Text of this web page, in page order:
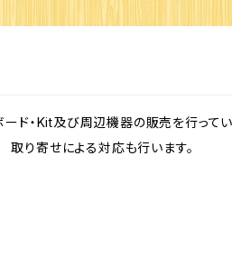
ド・Kit及び周辺機器の販売を行ってい
り寄せによる対応も行います。